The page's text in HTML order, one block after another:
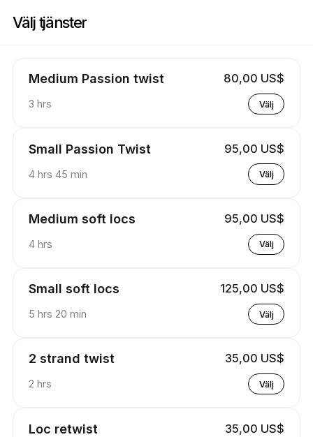
Välj tjänster
Medium Passion twist 80,00 US$
3 hrs Välj
Small Passion Twist 95,00 US$
4 hrs 45 min Välj
Medium soft locs 95,00 US$
4 hrs Välj
Small soft locs 125,00 US$
5 hrs 20 min Välj
2 strand twist 35,00 US$
2 hrs Välj
Loc retwist 35,00 US$